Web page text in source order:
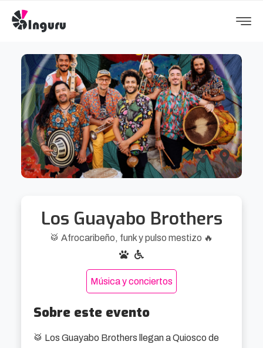
Los Guayabo Brothers
🥁 Afrocaribeño, funk y pulso mestizo 🔥
Música y conciertos
Sobre este evento
🥁 Los Guayabo Brothers llegan a Quiosco de